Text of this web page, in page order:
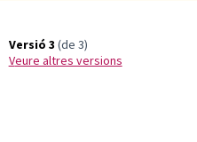
Versió 3 (de 3)
veure altres versions